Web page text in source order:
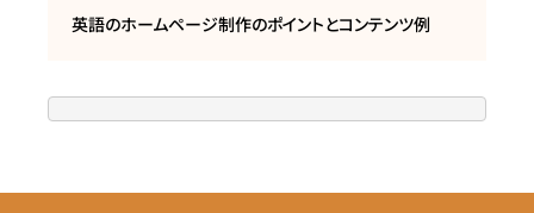
英語のホームページ制作のポイントとコンテンツ例